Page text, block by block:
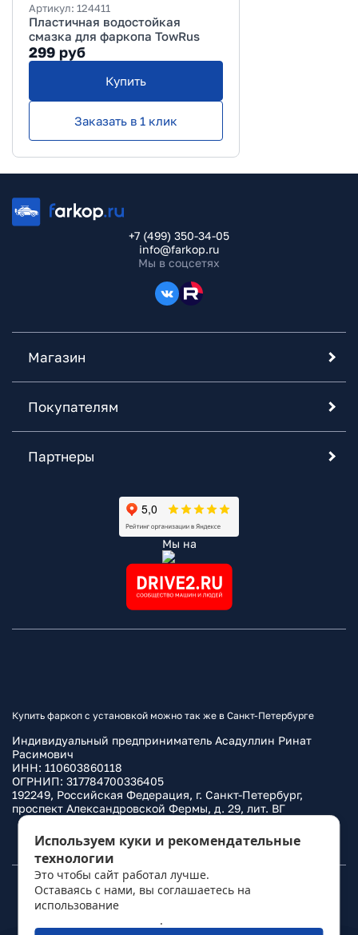
Артикул: 124411
Пластичная водостойкая
смазка для фаркопа TowRus
299 руб
Купить
Заказать в 1 клик
+7 (499) 350-34-05
info@farkop.ru
Мы в соцсетях
Магазин
Покупателям
Партнеры
Мы на
Купить фаркоп с установкой можно так же в Санкт-Петербурге
Индивидуальный предприниматель Асадуллин Ринат
Расимович
ИНН: 110603860118
ОГРНИП: 317784700336405
192249, Российская Федерация, г. Санкт-Петербург,
проспект Александровской Фермы, д. 29, лит. ВГ
Политика конфиденциальности
© 2010– 2026Фаркоп.ру
Используем куки и рекомендательные
технологии
Это чтобы сайт работал лучше.
Оставаясь с нами, вы соглашаетесь на
использование
.